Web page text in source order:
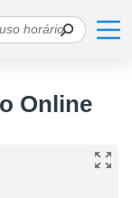
Online